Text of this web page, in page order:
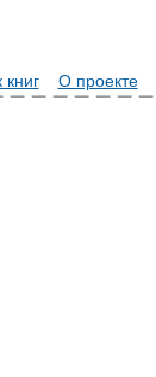
книг О проекте